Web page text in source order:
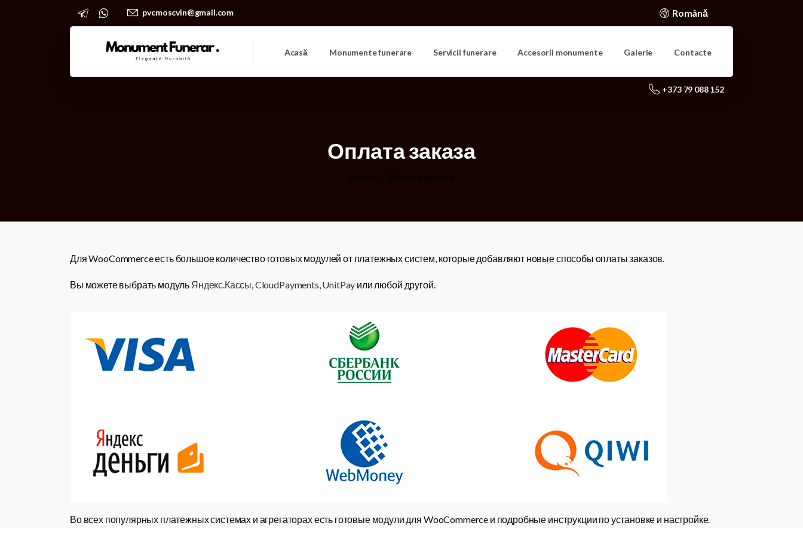
pvcmoscvin@gmail.com Română
Acasă Monumente funerare Servicii funerare Accesorii monumente Galerie Contacte
+373 79 088 152
Оплатазаказа
Для WooCommerce есть большое количество готовых модулей от платежных систем, которые добавляют новые способы оплаты заказов.
Вы можете выбрать модуль Яндекс.Кассы,CloudPayments,UnitPay или любой другой.
Во всех популярных платежных системах и агрегаторах есть готовые модули для WooCommerce и подробные инструкции по установке и настройке.